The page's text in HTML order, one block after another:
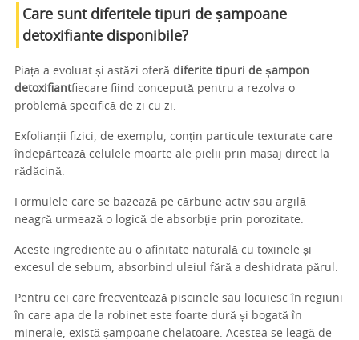
Care sunt diferitele tipuri de șampoane
detoxifiante disponibile?
Piața a evoluat și astăzi oferă diferite tipuri de șampon
detoxifiantfiecare fiind concepută pentru a rezolva o
problemă specifică de zi cu zi.
Exfolianții fizici, de exemplu, conțin particule texturate care
îndepărtează celulele moarte ale pielii prin masaj direct la
rădăcină.
Formulele care se bazează pe cărbune activ sau argilă
neagră urmează o logică de absorbție prin porozitate.
Aceste ingrediente au o afinitate naturală cu toxinele și
excesul de sebum, absorbind uleiul fără a deshidrata părul.
Pentru cei care frecventează piscinele sau locuiesc în regiuni
în care apa de la robinet este foarte dură și bogată în
minerale, există șampoane chelatoare. Acestea se leagă de